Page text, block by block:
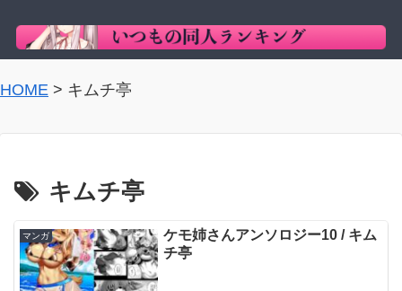
HOME > キムチ亭
キムチ亭
マンガ
ケモ姉さんアンソロジー10 / キム
チ亭